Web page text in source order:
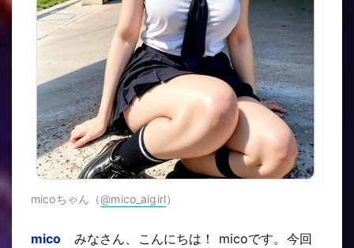
micoちゃん（@mico_aigirl）
mico みなさん、こんにちは！ micoです。今回